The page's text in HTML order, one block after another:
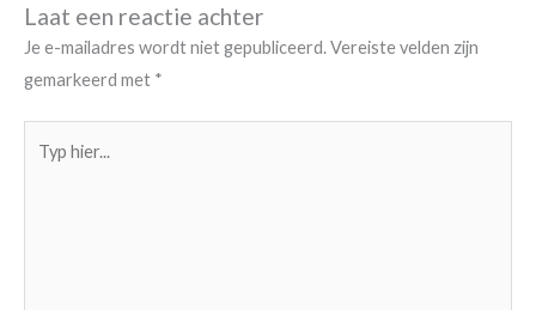
Laat een reactie achter
Je e-mailadres wordt niet gepubliceerd.Vereiste velden zijn
gemarkeerd met *